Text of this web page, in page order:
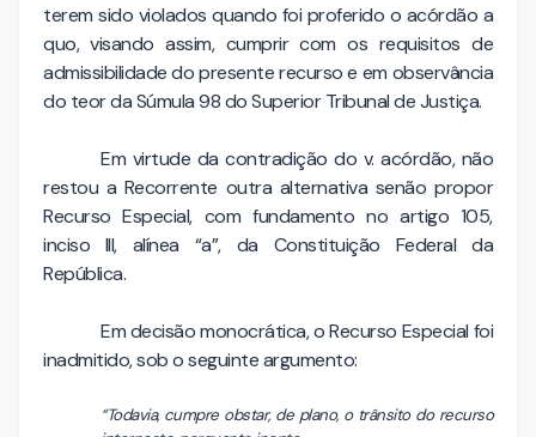
terem sido violados quando foi proferido o acórdão a
quo, visando assim, cumprir com os requisitos de
admissibilidade do presente recurso e em observância
do teor da Súmula 98 do Superior Tribunal de Justiça.
Em virtude da contradição do v. acórdão, não
restou a Recorrente outra alternativa senão propor
Recurso Especial, com fundamento no artigo 105,
inciso III, alínea “a”, da Constituição Federal da
República.
Em decisão monocrática, o Recurso Especial foi
inadmitido, sob o seguinte argumento:
“Todavia, cumpre obstar, de plano, o trânsito do recurso